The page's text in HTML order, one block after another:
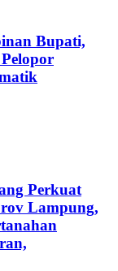
Bupati,
Perkuat
Lampung,